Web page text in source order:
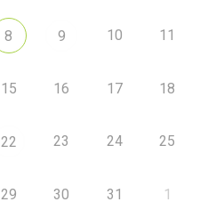
8 9 10 11
15 16 17 18
22 23 24 25
29 30 31 1